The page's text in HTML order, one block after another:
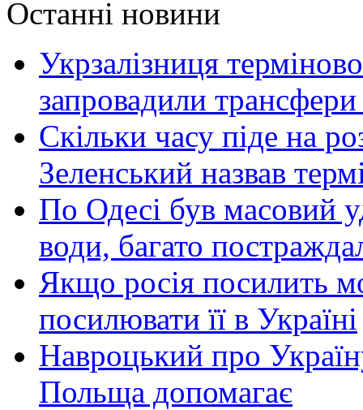
Останні новини
Укрзалізниця
запровадили
Скільки часу піде на
Зеленський назвав
По Одесі був масовий
води, багато
Якщо росія посилить
посилювати її в Україні
Навроцький про
Польща допомагає